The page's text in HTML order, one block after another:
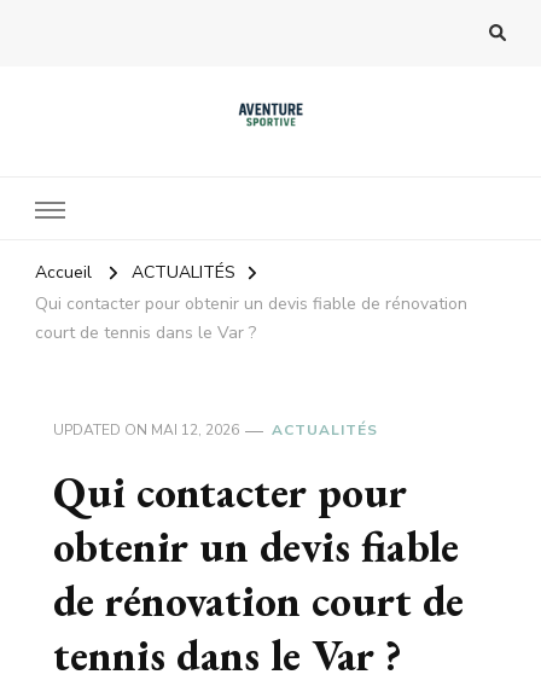
Accueil
ACTUALITÉS
Qui contacter pour obtenir un devis fiable de rénovation
court de tennis dans le Var ?
UPDATED ON MAI 12, 2026 ACTUALITÉS
Qui contacter pour
obtenir un devis fiable
de rénovation court de
tennis dans le Var ?